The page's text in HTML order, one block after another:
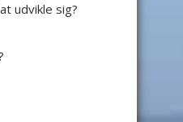
udvikle sig?